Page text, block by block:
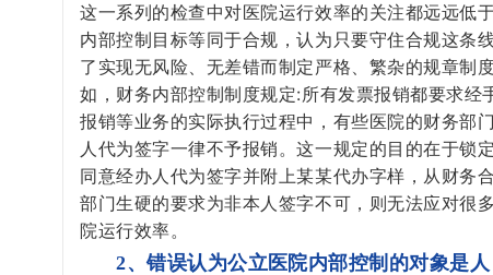
这一系列的检查中对医院运行效率的关注都远远低
内部控制目标等同于合规，认为只要守住合规这条
了实现无风险、无差错而制定严格、繁杂的规章制
如，财务内部控制制度规定:所有发票报销都要求
报销等业务的实际执行过程中，有些医院的财务部
人代为签字一律不予报销。这一规定的目的在于锁
同意经办人代为签字并附上某某代办字样，从财务
部门生硬的要求为非本人签字不可，则无法应对很
院运行效率。
2、错误认为公立医院内部控制的对象是